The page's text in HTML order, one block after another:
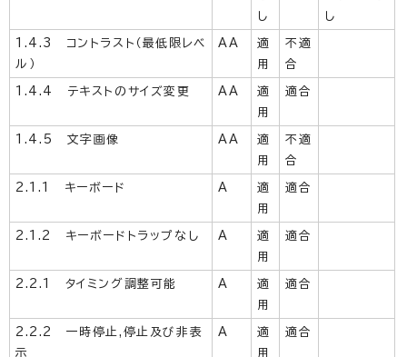
し
し
1.4.3 コントラスト（最低限レベ
ル）
AA
適
用
不適
合
1.4.4 テキストのサイズ変更 AA
適
用
適合
1.4.5 文字画像 AA
適
用
不適
合
2.1.1 キーボード A
適
用
適合
2.1.2 キーボードトラップなし A
適
用
適合
2.2.1 タイミング調整可能 A
適
用
適合
2.2.2 一時停止,停止及び非表
示
A
適
用
適合